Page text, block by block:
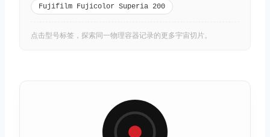
Fujifilm Fujicolor Superia 200
点击型号标签，探索同一物理容器记录的更多宇宙切片。